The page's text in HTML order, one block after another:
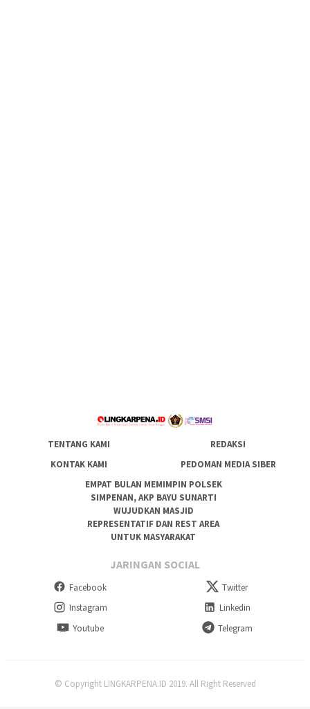
TENTANG KAMI
REDAKSI
KONTAK KAMI
PEDOMAN MEDIA SIBER
EMPAT BULAN MEMIMPIN POLSEK
SIMPENAN, AKP BAYU SUNARTI
WUJUDKAN MASJID
REPRESENTATIF DAN REST AREA
UNTUK MASYARAKAT
JARINGAN SOCIAL
Facebook
Twitter
Instagram
Linkedin
Youtube
Telegram
© Copyright LINGKARPENA.ID 2019. All Right Reserved